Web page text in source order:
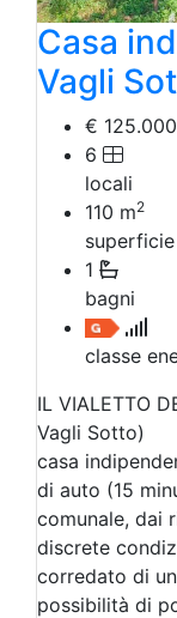
Casa
Vagli
€ 125.000
6
locali
110 m2
superficie
1
bagni
classe
IL VIALETTO
Vagli Sotto)
casa
di auto (15
comunale, dai
discrete
corredato di
possibilità di